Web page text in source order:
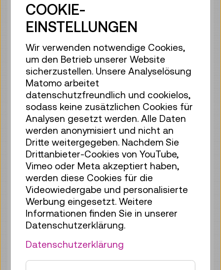
Di 11.08. 11:30 – 12:10
40 Plätze frei
€ 2,50
Di 11.08. 12:30–13:10
Reservierung Kinderbereich
40 Plätze frei
€ 2,50
Tickets
Di 11.08. 14:00–14:40
Reservierung Kinderbereich
40 Plätze frei
€ 2,50
Tickets
Di 11.08. 15:00–15:40
Reservierung Kinderbereich
€ 2,50
COOKIE-
EINSTELLUNGEN
Wir verwenden notwendige Cookies,
um den Betrieb unserer Website
sicherzustellen. Unsere Analyselösung
Matomo arbeitet
datenschutzfreundlich und cookielos,
sodass keine zusätzlichen Cookies für
Analysen gesetzt werden. Alle Daten
werden anonymisiert und nicht an
Dritte weitergegeben. Nachdem Sie
Drittanbieter-Cookies von YouTube,
Vimeo oder Meta akzeptiert haben,
werden diese Cookies für die
Videowiedergabe und personalisierte
Werbung eingesetzt. Weitere
Informationen finden Sie in unserer
Datenschutzerklärung.
Datenschutzerklärung